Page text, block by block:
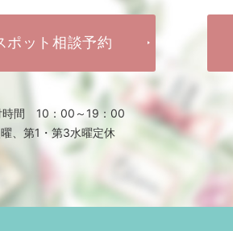
ポット相談予約
時間 10：00～19：00
、第1・第3水曜定休